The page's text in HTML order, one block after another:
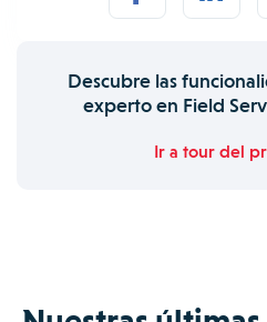
Descubre las
experto en Field
Ir a tour del